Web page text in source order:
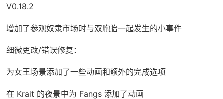
V0.18.2
增加了参观奴隶市场时与双胞胎一起发生的小事件
细微更改/错误修复：
为女王场景添加了一些动画和额外的完成选项
在 Krait 的夜景中为 Fangs 添加了动画